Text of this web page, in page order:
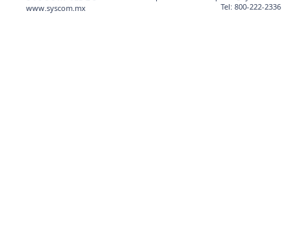
www.syscom.mx
Tel: 800-222-2336